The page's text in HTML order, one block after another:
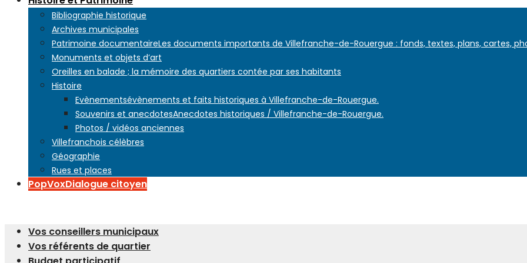
Bibliographie historique
Archives municipales
Patrimoine documentaireLes documents importants de Villefranche-de-Rouergue : fonds, textes, plans, cartes,
Monuments et objets d’art
Oreilles en balade ; la mémoire des quartiers contée par ses habitants
Histoire
Evènementsévènements et faits historiques à Villefranche-de-Rouergue.
Souvenirs et anecdotesAnecdotes historiques / Villefranche-de-Rouergue.
Photos / vidéos anciennes
Villefranchois célèbres
Géographie
Rues et places
PopVoxDialogue citoyen
Vos conseillers municipaux
Vos référents de quartier